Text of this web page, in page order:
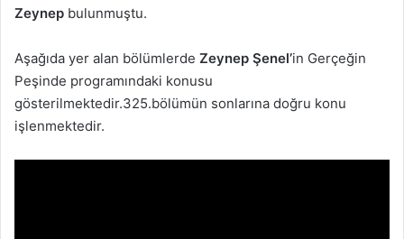
Zeynep bulunmuştu.
Aşağıda yer alan bölümlerde Zeynep Şenel’in Gerçeğin
Peşinde programındaki konusu
gösterilmektedir.325.bölümün sonlarına doğru konu
işlenmektedir.